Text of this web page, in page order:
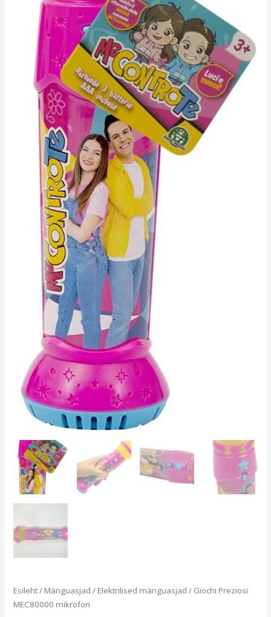
Esileht/ Mänguasjad / Elektrilised mänguasjad / Giochi Preziosi
MEC80000 mikrofon